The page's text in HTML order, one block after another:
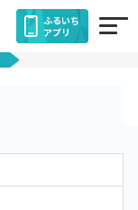
ふるいち
アプリ